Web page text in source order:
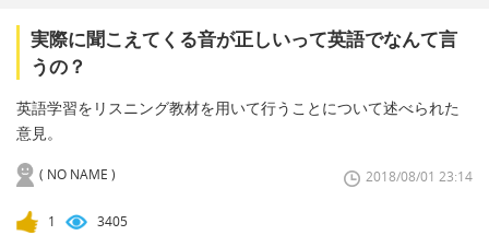
実際に聞こえてくる音が正しいって英語でなんて言
うの？
英語学習をリスニング教材を用いて行うことについて述べられた
意見。
( NO NAME ) 2018/08/01 23:14
1 3405